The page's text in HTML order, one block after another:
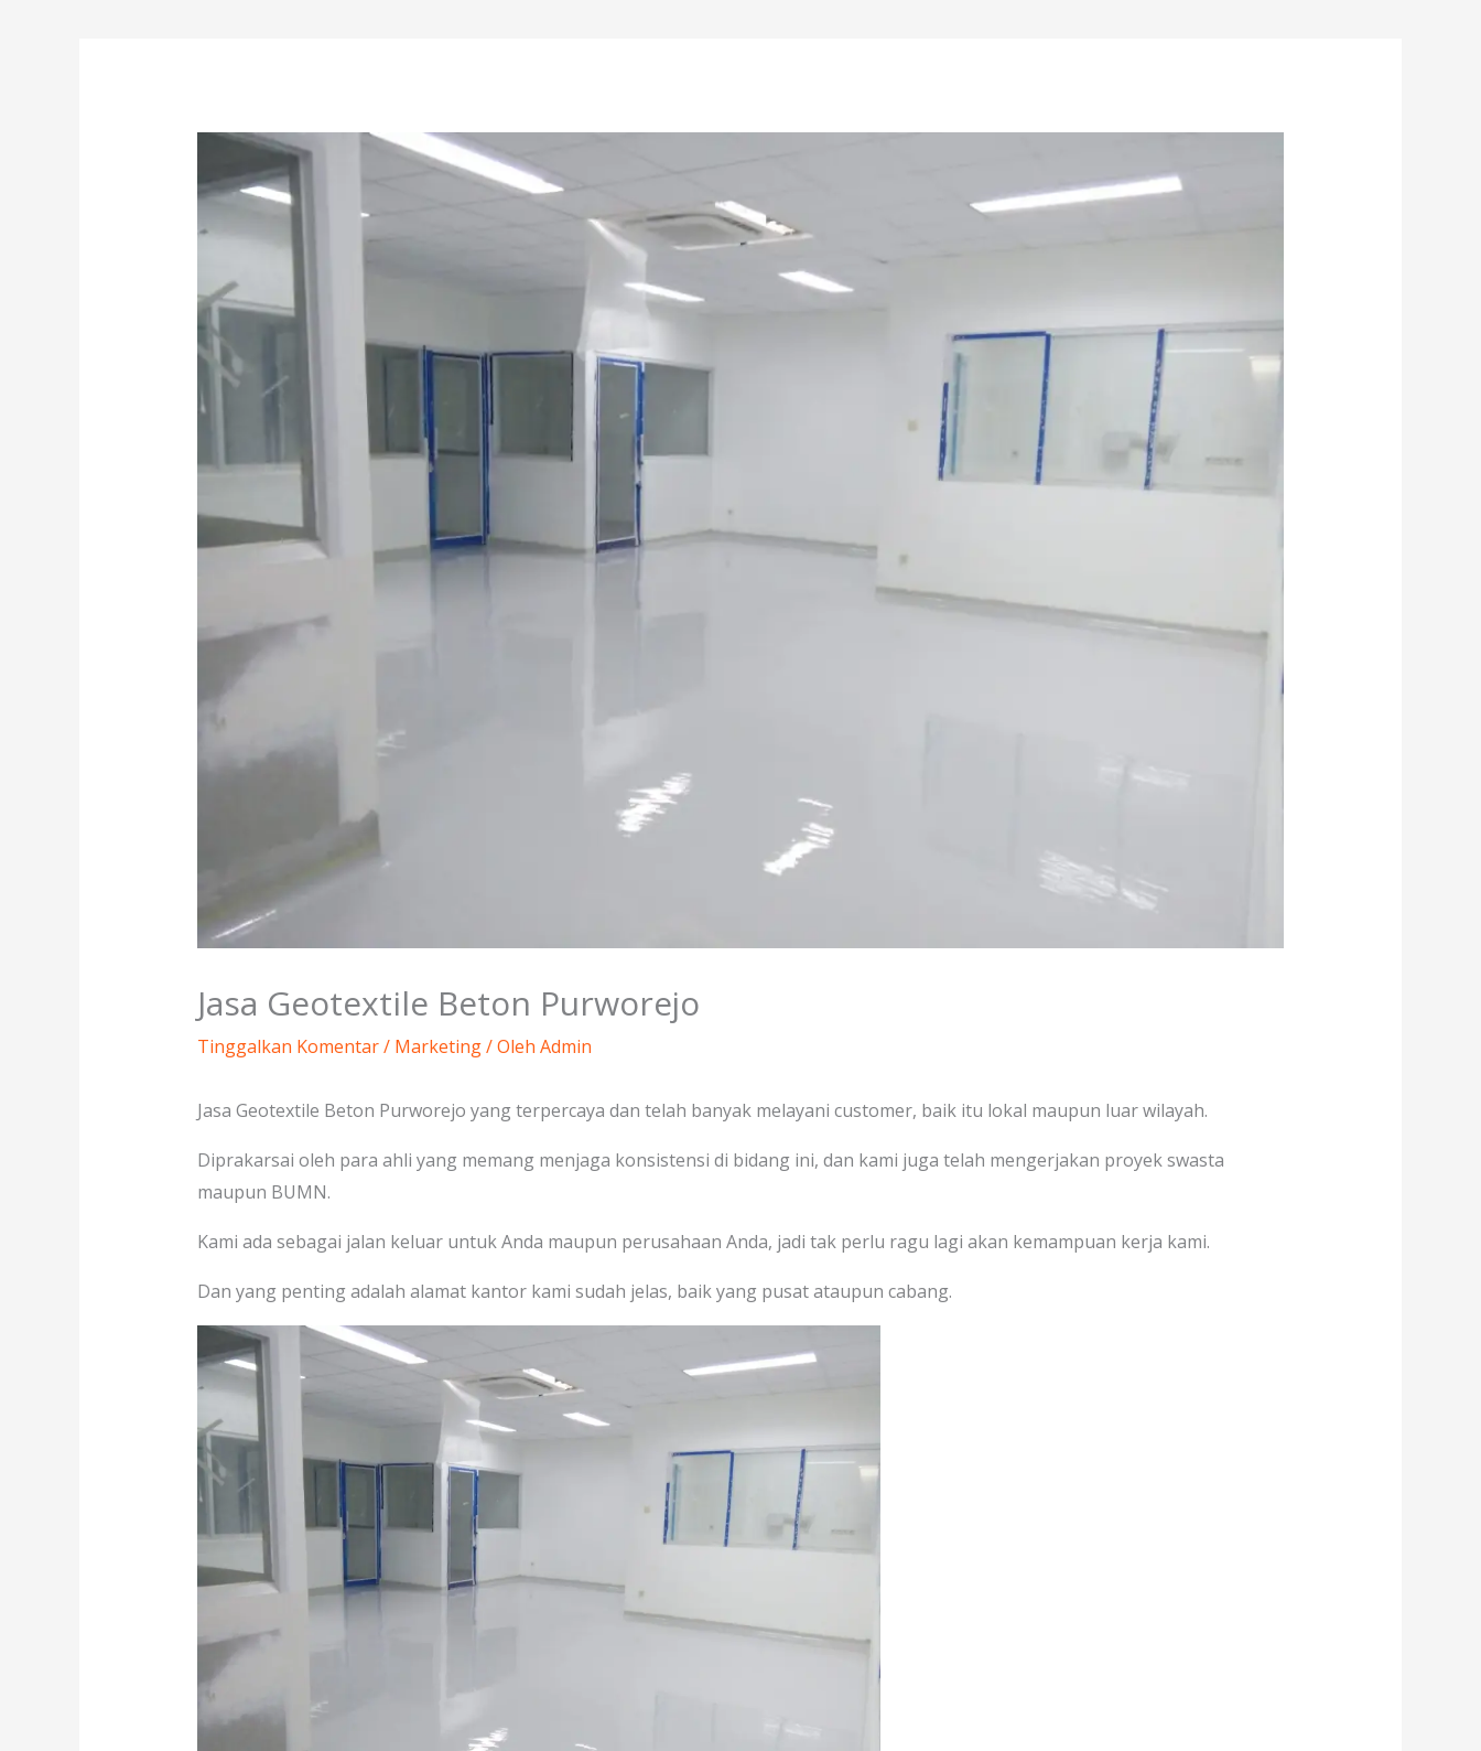
Jasa Geotextile Beton Purworejo
Tinggalkan Komentar/ Marketing/ Oleh Admin
Jasa Geotextile Beton Purworejo yang terpercaya dan telah banyak melayani customer, baik itu lokal maupun luar wilayah.
Diprakarsai oleh para ahli yang memang menjaga konsistensi di bidang ini, dan kami juga telah mengerjakan proyek swasta
maupun BUMN.
Kami ada sebagai jalan keluar untuk Anda maupun perusahaan Anda, jadi tak perlu ragu lagi akan kemampuan kerja kami.
Dan yang penting adalah alamat kantor kami sudah jelas, baik yang pusat ataupun cabang.